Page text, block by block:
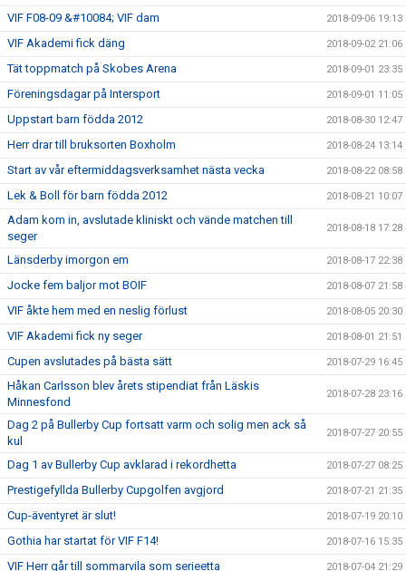
VIF F08-09 &#10084; VIF dam 2018-09-06 19:13
VIF Akademi fick däng 2018-09-02 21:06
Tät toppmatch på Skobes Arena 2018-09-01 23:35
Föreningsdagar på Intersport 2018-09-01 11:05
Uppstart barn födda 2012 2018-08-30 12:47
Herr drar till bruksorten Boxholm 2018-08-24 13:14
Start av vår eftermiddagsverksamhet nästa vecka 2018-08-22 08:58
Lek & Boll för barn födda 2012 2018-08-21 10:07
Adam kom in, avslutade kliniskt och vände matchen till
seger
2018-08-18 17:28
Länsderby imorgon em 2018-08-17 22:38
Jocke fem baljor mot BOIF 2018-08-07 21:58
VIF åkte hem med en neslig förlust 2018-08-05 20:30
VIF Akademi fick ny seger 2018-08-01 21:51
Cupen avslutades på bästa sätt 2018-07-29 16:45
Håkan Carlsson blev årets stipendiat från Läskis
Minnesfond
2018-07-28 23:16
Dag 2 på Bullerby Cup fortsatt varm och solig men ack så
kul
2018-07-27 20:55
Dag 1 av Bullerby Cup avklarad i rekordhetta 2018-07-27 08:25
Prestigefyllda Bullerby Cupgolfen avgjord 2018-07-21 21:35
Cup-äventyret är slut! 2018-07-19 20:10
Gothia har startat för VIF F14! 2018-07-16 15:35
VIF Herr går till sommarvila som serieetta 2018-07-04 21:29